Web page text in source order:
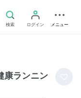
検索
ログイン メニュー
康ランニン